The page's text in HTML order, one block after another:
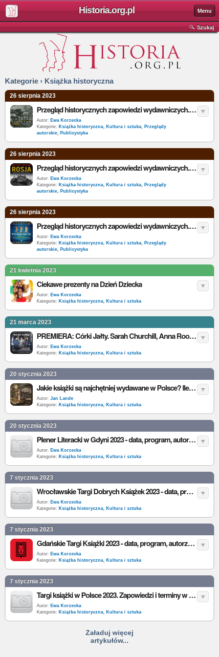
Historia.org.pl Menu
Szukaj
Kategorie › Książka historyczna
26 sierpnia 2023
Przegląd historycznych zapowiedzi wydawniczych. Listopad 2023
Autor: Ewa Korzecka
Kategorie: Książka historyczna, Kultura i sztuka, Przeglądy
autorskie, Publicystyka
26 sierpnia 2023
Przegląd historycznych zapowiedzi wydawniczych. Październik 2023
Autor: Ewa Korzecka
Kategorie: Książka historyczna, Kultura i sztuka, Przeglądy
autorskie, Publicystyka
26 sierpnia 2023
Przegląd historycznych zapowiedzi wydawniczych. Wrzesień 2023
Autor: Ewa Korzecka
Kategorie: Książka historyczna, Kultura i sztuka, Przeglądy
autorskie, Publicystyka
21 kwietnia 2023
Ciekawe prezenty na Dzień Dziecka
Autor: Ewa Korzecka
Kategorie: Książka historyczna, Kultura i sztuka
21 marca 2023
PREMIERA: Córki Jałty. Sarah Churchill, Anna Roosevelt, Kathleen Harriman i kulisy wielkiej polityki, C. G. Katz
Autor: Ewa Korzecka
Kategorie: Książka historyczna, Kultura i sztuka
20 stycznia 2023
Jakie książki są najchętniej wydawane w Polsce? Ile w Polsce wydaje się rocznie książek?
Autor: Jan Lande
Kategorie: Książka historyczna, Kultura i sztuka
20 stycznia 2023
Plener Literacki w Gdyni 2023 - data, program, autorzy, wystawcy, bilety
Autor: Ewa Korzecka
Kategorie: Książka historyczna, Kultura i sztuka
7 stycznia 2023
Wrocławskie Targi Dobrych Książek 2023 - data, program, autorzy, wystawcy, bilety
Autor: Ewa Korzecka
Kategorie: Książka historyczna, Kultura i sztuka
7 stycznia 2023
Gdańskie Targi Książki 2023 - data, program, autorzy, wystawcy, bilety
Autor: Ewa Korzecka
Kategorie: Książka historyczna, Kultura i sztuka
7 stycznia 2023
Targi książki w Polsce 2023. Zapowiedzi i terminy w 2023
Autor: Ewa Korzecka
Kategorie: Książka historyczna, Kultura i sztuka
Załaduj więcej
artykułów...